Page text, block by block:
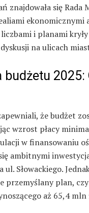
znajdowała się Rada
ekonomicznymi
i planami
na ulicach
budżetu
że budżet
wzrost płacy
w finansowaniu
ambitnymi
ul. Słowackiego.
przemyślany plan,
aż 65,4 mln